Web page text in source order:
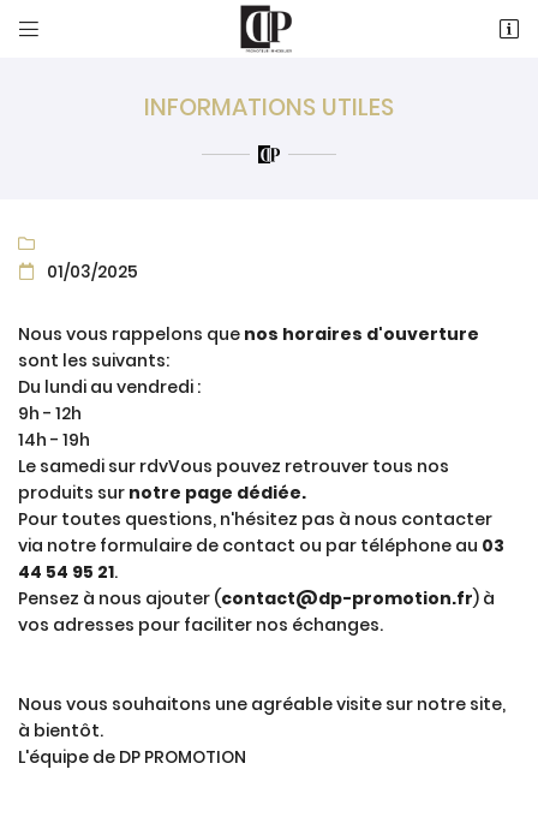
 
18 Rue de la Duchesse de Chartres
03 44 54 95 21INFORMATIONS UTILES


01/03/2025
Nous vous rappelons que nos horaires d'ouverture
sont les suivants:
Du lundi au vendredi :
9h - 12h
14h - 19h
Le samedi sur rdvVous pouvez retrouver tous nos
produits sur notre page dédiée.
Pour toutes questions, n'hésitez pas à nous contacter
via notre formulaire de contact ou par téléphone au 03
44 54 95 21.
Pensez à nous ajouter (contact@dp-promotion.fr) à
vos adresses pour faciliter nos échanges.
Nous vous souhaitons une agréable visite sur notre site,
à bientôt.
L'équipe de DP PROMOTION